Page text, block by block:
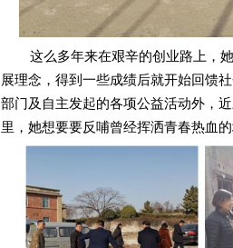
这么多年来在艰辛的创业路上，她
展理念，得到一些成绩后就开始回馈
部门及自主发起的各项公益活动外，
里，她想要要反哺曾经挥洒青春热血